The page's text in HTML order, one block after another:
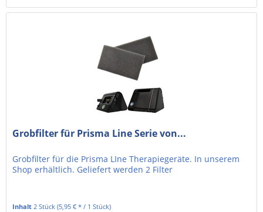
Grobfilter für Prisma Line Serie von...
Grobfilter für die Prisma LIne Therapiegeräte. In unserem
Shop erhältlich. Geliefert werden 2 Filter
Inhalt2 Stück(5,95 € * / 1 Stück)